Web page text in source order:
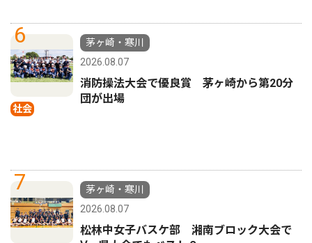
6
社会
茅ヶ崎・寒川
2026.08.07
消防操法大会で優良賞 茅ヶ崎から第20分
団が出場
7
茅ヶ崎・寒川
2026.08.07
松林中女子バスケ部 湘南ブロック大会で